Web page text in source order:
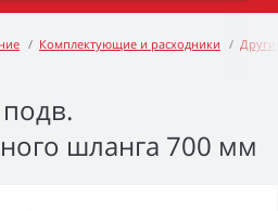
Комплектующие и расходники
шланга 700 мм